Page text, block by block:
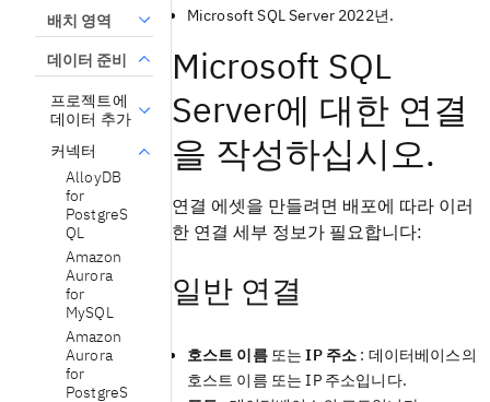
배치 영역
데이터 준비
프로젝트에
데이터 추가
커넥터
AlloyDB
for
PostgreS
QL
Amazon
Aurora
for
MySQL
Amazon
Aurora
for
PostgreS
Microsoft SQL Server 2022년.
Microsoft SQL
Server에 대한 연결
을 작성하십시오.
연결 에셋을 만들려면 배포에 따라 이러
한 연결 세부 정보가 필요합니다:
일반 연결
호스트 이름또는IP 주소 : 데이터베이스의
호스트 이름 또는 IP 주소입니다.